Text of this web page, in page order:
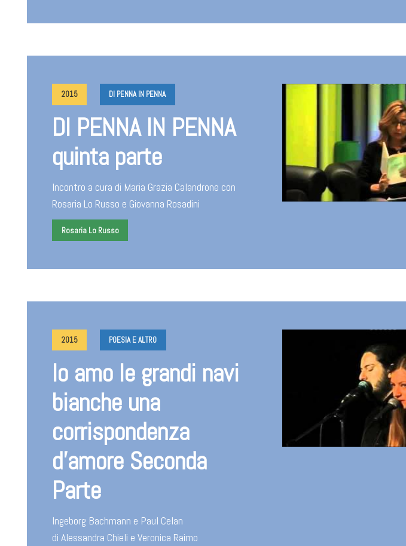
2015 DI PENNA IN PENNA
DI PENNA IN PENNA
quinta parte
Incontro a cura di Maria Grazia Calandrone con
Rosaria Lo Russo e Giovanna Rosadini
Rosaria Lo Russo
2015 POESIA E ALTRO
Io amo le grandi navi
bianche una
corrispondenza
d’amore Seconda
Parte
Ingeborg Bachmann e Paul Celan
di Alessandra Chieli e Veronica Raimo